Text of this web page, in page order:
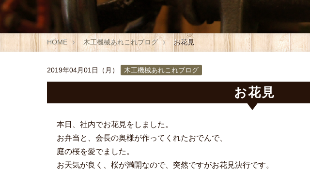
HOME 木工機械あれこれブログ お花見
2019年04月01日（月） 木工機械あれこれブログ
お花見
本日、社内でお花見をしました。
お弁当と、会長の奥様が作ってくれたおでんで、
庭の桜を愛でました。
お天気が良く、桜が満開なので、突然ですがお花見決行です。